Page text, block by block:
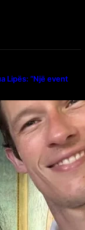
Lipës: “Një event